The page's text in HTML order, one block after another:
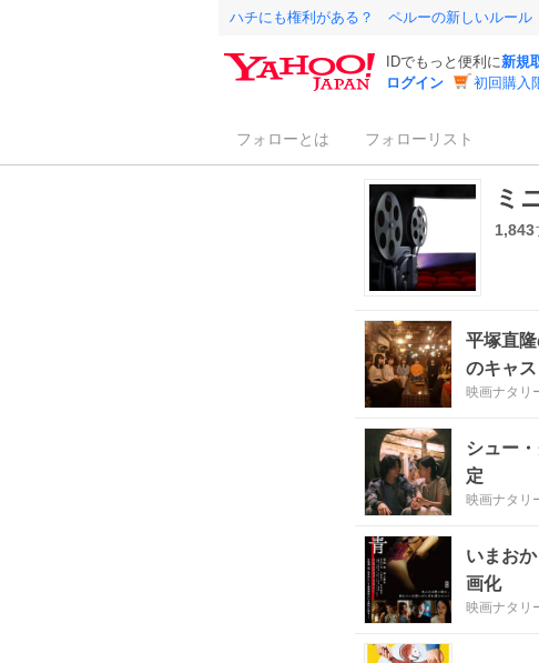
ハチにも権利がある？ ペルーの新しいルール
IDでもっと便利に新規
ログイン
初回購入
フォローとは フォローリスト
ミ
1,843
平塚直
のキャ
映画ナタリ
シュー
定
映画ナタリ
いまお
画化
映画ナタリ